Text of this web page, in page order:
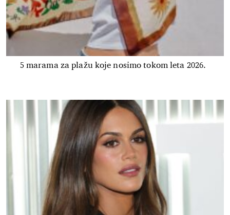
5 marama za plažu koje nosimo tokom leta 2026.